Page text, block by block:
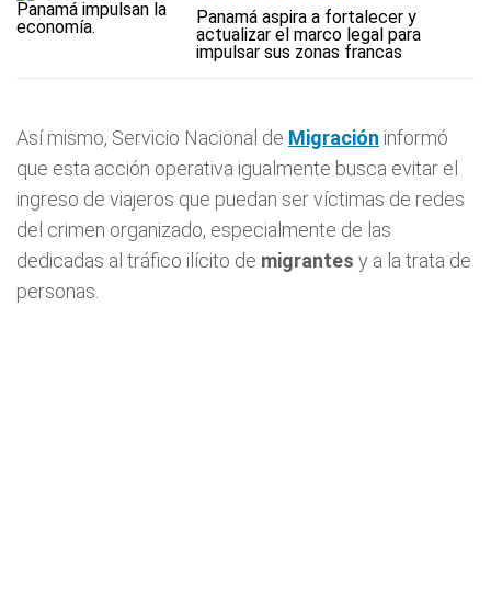
Panamá aspira a fortalecer y
actualizar el marco legal para
impulsar sus zonas francas
Así mismo, Servicio Nacional de Migración informó
que esta acción operativa igualmente busca evitar el
ingreso de viajeros que puedan ser víctimas de redes
del crimen organizado, especialmente de las
dedicadas al tráfico ilícito de migrantes y a la trata de
personas.